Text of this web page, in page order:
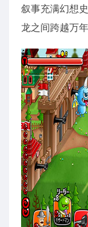
叙事充满幻想
龙之间跨越万